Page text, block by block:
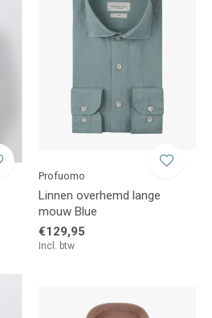
Profuomo
Linnen overhemd lange
mouw Blue
€129,95
Incl. btw